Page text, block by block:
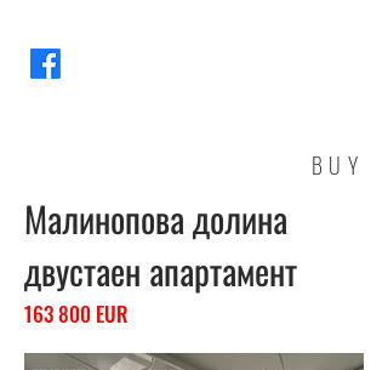
BUY
Малинопова долина
двустаен апартамент
163 800 EUR